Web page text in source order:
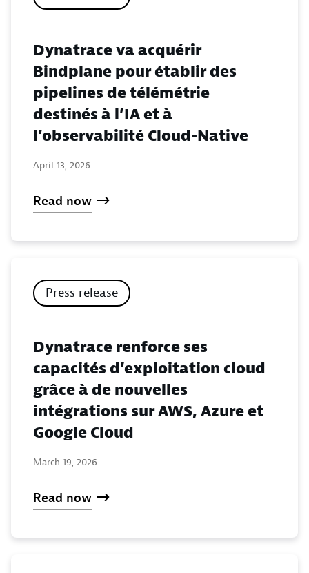
Dynatrace va acquérir
Bindplane pour établir des
pipelines de télémétrie
destinés à l’IA et à
l’observabilité Cloud-Native
April 13, 2026
Read now
Press release
Dynatrace renforce ses
capacités d’exploitation cloud
grâce à de nouvelles
intégrations sur AWS, Azure et
Google Cloud
March 19, 2026
Read now